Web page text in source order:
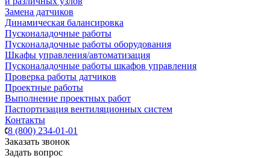
Замена датчиков
Динамическая балансировка
Пусконаладочные работы
Пусконаладочные работы оборудования
Шкафы управления/автоматизация
Пусконаладочные работы шкафов управления
Проверка работы датчиков
Проектные работы
Выполнение проектных работ
Паспортизация вентиляционных систем
Контакты
8 (800) 234-01-01
Заказать звонок
Задать вопрос